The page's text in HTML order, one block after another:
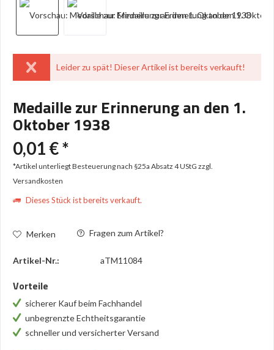
Leider zu spät! Dieser Artikel ist bereits verkauft!
Medaille zur Erinnerung an den 1.
Oktober 1938
0,01 € *
*Artikel unterliegt Besteuerung nach §25a Absatz 4 UStG zzgl.
Versandkosten
Dieses Stück ist bereits verkauft.
Merken Fragen zum Artikel?
Artikel-Nr.: aTM11084
Vorteile
sicherer Kauf beim Fachhandel
unbegrenzte Echtheitsgarantie
schneller und versicherter Versand